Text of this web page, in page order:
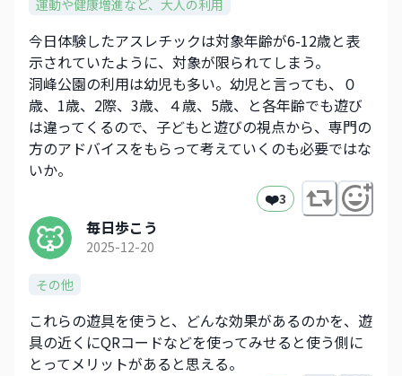
運動や健康増進など、大人の利用
今日体験したアスレチックは対象年齢が6-12歳と表
示されていたように、対象が限られてしまう。
洞峰公園の利用は幼児も多い。幼児と言っても、０
歳、1歳、2際、3歳、４歳、5歳、と各年齢でも遊び
は違ってくるので、子どもと遊びの視点から、専門の
方のアドバイスをもらって考えていくのも必要ではな
いか。
❤️3
毎日歩こう
2025-12-20
その他
これらの遊具を使うと、どんな効果があるのかを、遊
具の近くにQRコードなどを使ってみせると使う側に
とってメリットがあると思える。